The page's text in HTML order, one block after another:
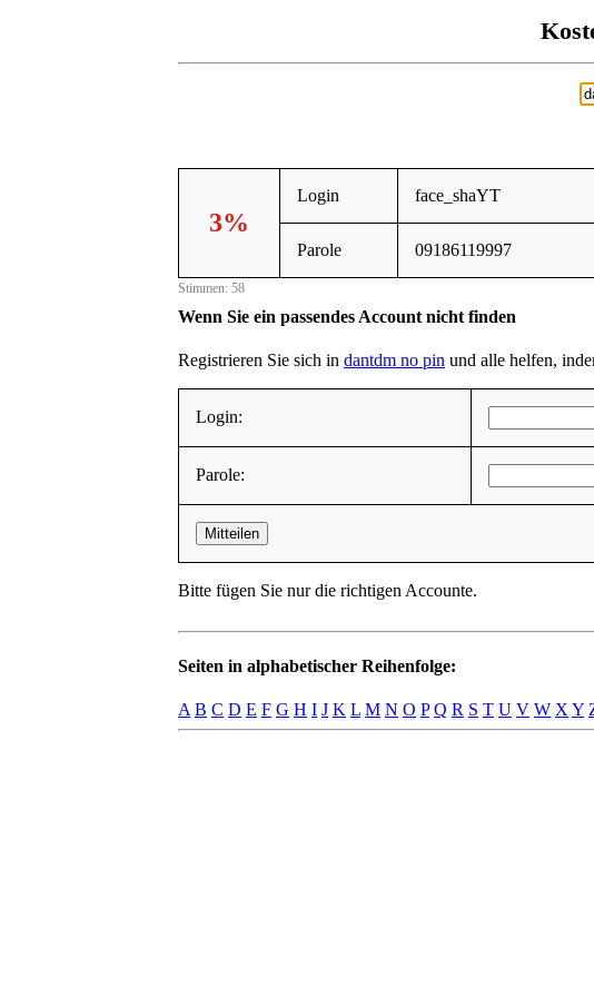
3%
Login face_shaYT
Parole 09186119997
Stimmen: 58
Wenn Sie ein passendes Account nicht finden
Registrieren Sie sich in dantdm no pin und alle helfen,
Login:
Parole:
Mitteilen
Bitte fügen Sie nur die richtigen Accounte.
Seiten in alphabetischer Reihenfolge:
A B C D E F G H I J K L M N O P Q R S T U V W XY